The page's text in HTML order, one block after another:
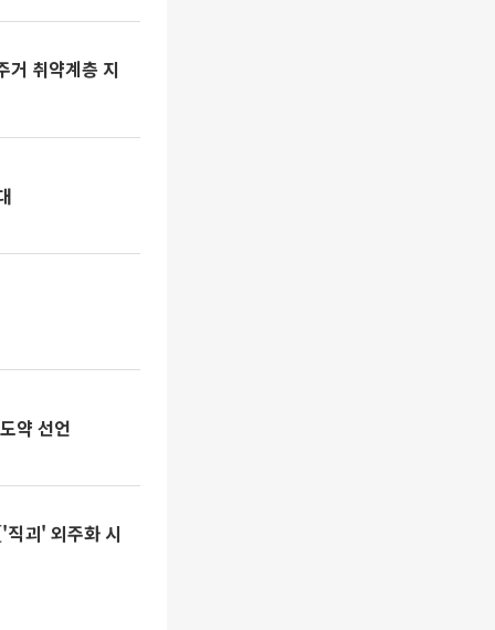
거 취약계층 지
약 선언
괴' 외주화 시